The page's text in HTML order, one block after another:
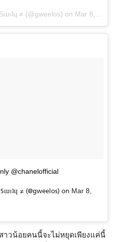
≠ (@gweelos) on Mar 8, 2016 at 4:43pm PST
@chanelofficial
≠ (@gweelos) on Mar 8,
าวน้อยคนนี้จะไม่หยุดเพียงแค่นี้